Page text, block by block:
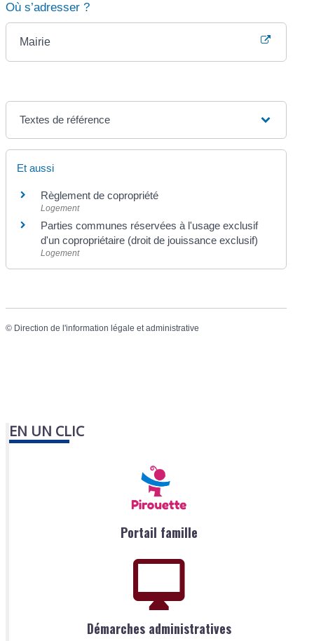
Où s’adresser ?
Mairie
Textes de référence
Et aussi
Règlement de copropriété
Logement
Parties communes réservées à l'usage exclusif
d'un copropriétaire (droit de jouissance exclusif)
Logement
© Direction de l'information légale et administrative
EN UN CLIC
Portail famille
Démarches administratives